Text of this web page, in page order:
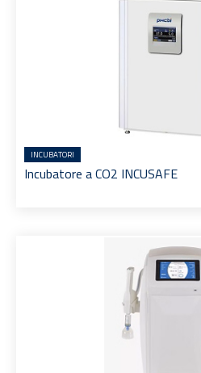
INCUBATORI
Incubatore a CO2 INCUSAFE